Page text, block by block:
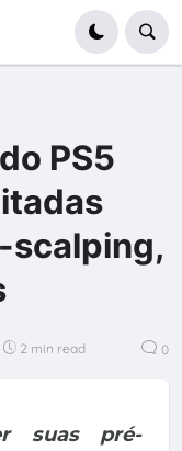
PS5
scalping,
2 min read 0
suas pré-